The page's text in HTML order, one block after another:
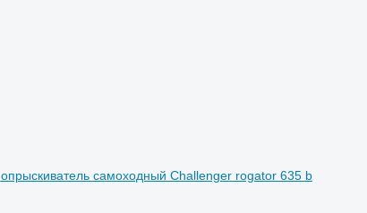
опрыскиватель самоходный Challenger rogator 635 b